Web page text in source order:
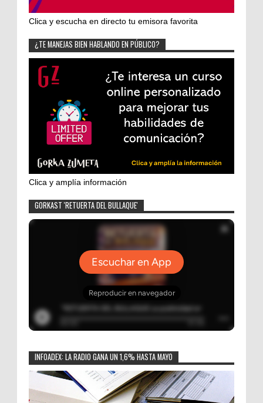
Clica y escucha en directo tu emisora favorita
¿TE MANEJAS BIEN HABLANDO EN PÚBLICO?
Clica y amplía información
GORKAST 'RETUERTA DEL BULLAQUE'
INFOADEX: LA RADIO GANA UN 1,6% HASTA MAYO